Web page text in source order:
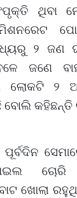
ଥିବା
୨ ଜଣ
ଜଣେ
ଲୋକଟି ୨
ବୋଲି
ଚୋରି
ଖୋଲା